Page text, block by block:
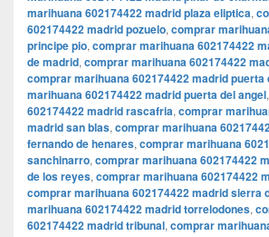
marihuana 602174422 madrid plaza eliptica,
602174422 madrid pozuelo, comprar
principe pio, comprar marihuana 602174422
de madrid, comprar marihuana 602174422
comprar marihuana 602174422 madrid puerta
marihuana 602174422 madrid puerta del angel,
602174422 madrid rascafria, comprar
madrid san blas, comprar marihuana
fernando de henares, comprar marihuana
sanchinarro, comprar marihuana 602174422
de los reyes, comprar marihuana 602174422
comprar marihuana 602174422 madrid sierra
marihuana 602174422 madrid torrelodones,
602174422 madrid tribunal, comprar